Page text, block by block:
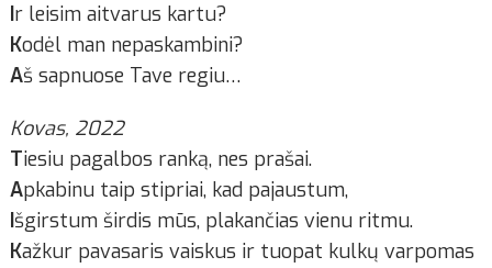
Ir leisim aitvarus kartu?
Kodėl man nepaskambini?
Aš sapnuose Tave regiu…
Kovas, 2022
Tiesiu pagalbos ranką, nes prašai.
Apkabinu taip stipriai, kad pajaustum,
Išgirstum širdis mūs, plakančias vienu ritmu.
Kažkur pavasaris vaiskus ir tuopat kulkų varpomas